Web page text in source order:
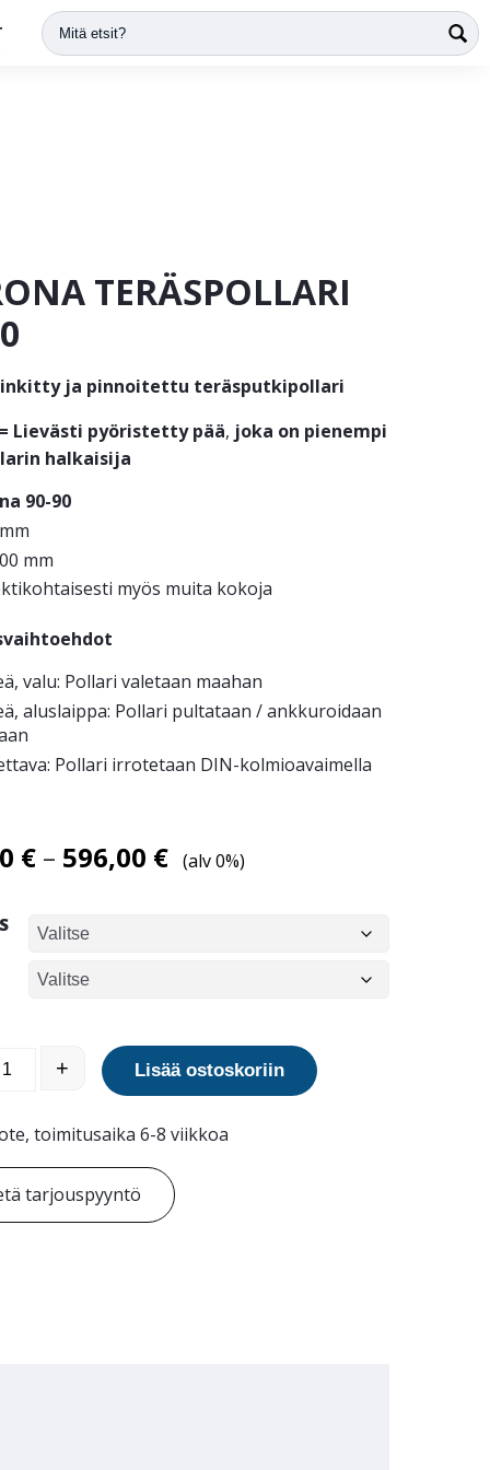
TERÄSPOLLARI
ja pinnoitettu teräsputkipollari
Lievästi pyöristetty pää, joka on pienempi
halkaisija
90-90
mm
myös muita kokoja
valu: Pollari valetaan maahan
aluslaippa: Pollari pultataan / ankkuroidaan
Pollari irrotetaan DIN-kolmioavaimella
€ – 596,00 €Hintaluokka:
(alv 0%)
90-90 määrä
+ Lisää ostoskoriin
toimitusaika 6-8 viikkoa
tarjouspyyntö